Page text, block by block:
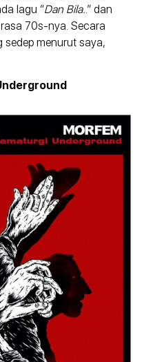
lagu “Dan Bila..” dan
70s-nya. Secara
sedep menurut saya,